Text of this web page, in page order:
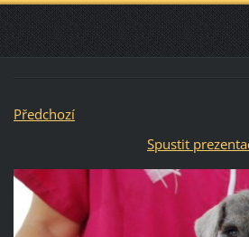
Předchozí
Spustit